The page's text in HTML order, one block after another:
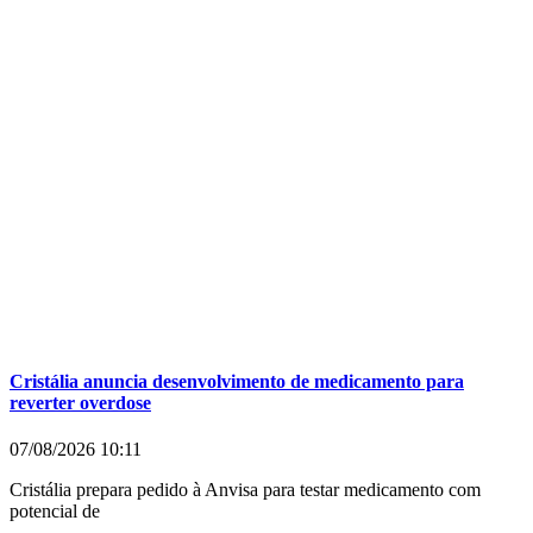
Cristália anuncia desenvolvimento de medicamento para
reverter overdose
07/08/2026 10:11
Cristália prepara pedido à Anvisa para testar medicamento com
potencial de